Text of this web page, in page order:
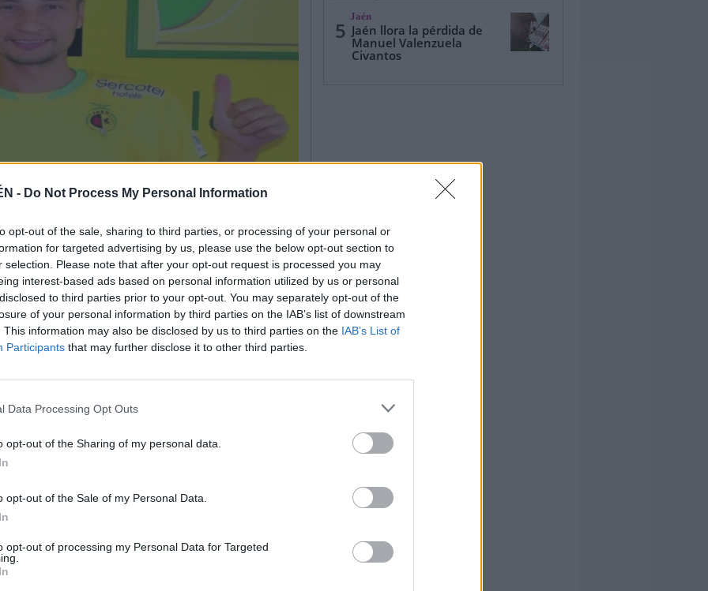
- Do Not Process My Personal Information
opt-out of the sale, sharing to third parties, or processing of your personal or
for targeted advertising by us, please use the below opt-out section to
selection. Please note that after your opt-out request is processed you may
interest-based ads based on personal information utilized by us or personal
to third parties prior to your opt-out. You may separately opt-out of the
of your personal information by third parties on the IAB’s list of downstream
This information may also be disclosed by us to third parties on the IAB’s List of
Participants that may further disclose it to other third parties.
Data Processing Opt Outs
opt-out of the Sharing of my personal data.
opt-out of the Sale of my Personal Data.
opt-out of processing my Personal Data for Targeted
que el Jaén Paraíso Interior dispute la Supercopa
“Vengo a aportar trabajo y la afición debe
expone. Carlos se convierte en el cuarto cierre del
de las renovaciones de José López y
El madrileño ha vestido la camiseta de España
con contundencia defensiva, experiencia,
las 15 fichas permitidas por la Liga.
5
Jaén
Jaén llora la pérdida de
Manuel Valenzuela
Civantos